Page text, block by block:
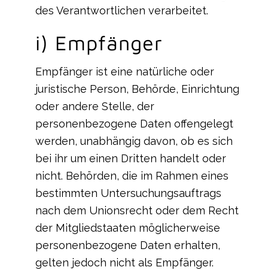
des Verantwortlichen verarbeitet.
i) Empfänger
Empfänger ist eine natürliche oder
juristische Person, Behörde, Einrichtung
oder andere Stelle, der
personenbezogene Daten offengelegt
werden, unabhängig davon, ob es sich
bei ihr um einen Dritten handelt oder
nicht. Behörden, die im Rahmen eines
bestimmten Untersuchungsauftrags
nach dem Unionsrecht oder dem Recht
der Mitgliedstaaten möglicherweise
personenbezogene Daten erhalten,
gelten jedoch nicht als Empfänger.